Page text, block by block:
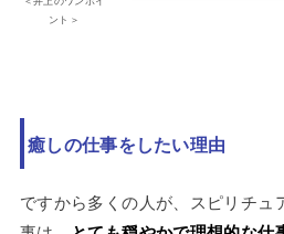
ント＞
癒しの仕事をしたい理由
ですから多くの人が、スピリチュ